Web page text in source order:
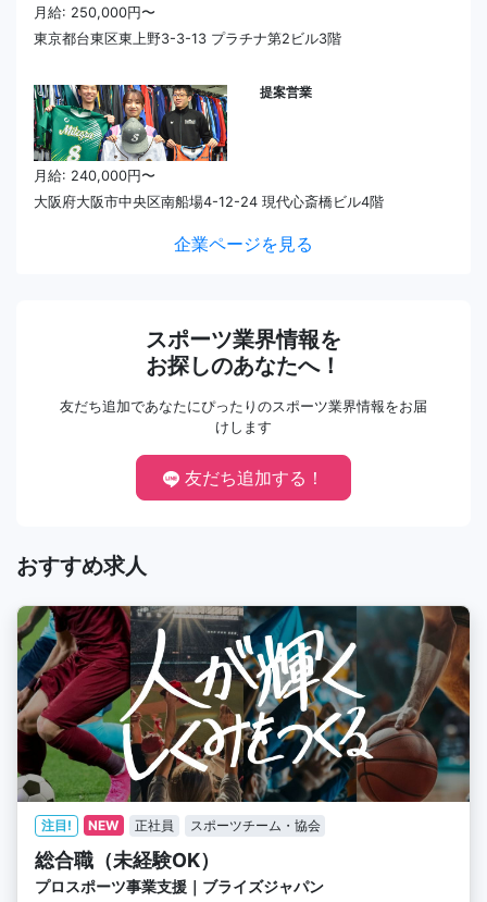
月給: 250,000円〜
東京都台東区東上野3-3-13 プラチナ第2ビル3階
提案営業
月給: 240,000円〜
大阪府大阪市中央区南船場4-12-24 現代心斎橋ビル4階
企業ページを見る
スポーツ業界情報を
お探しのあなたへ！
友だち追加であなたにぴったりのスポーツ業界情報をお届
けします
友だち追加する！
おすすめ求人
注目! NEW 正社員 スポーツチーム・協会
総合職（未経験OK）
プロスポーツ事業支援｜ブライズジャパン